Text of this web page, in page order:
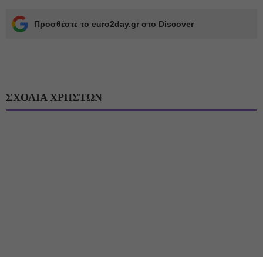
Προσθέστε το euro2day.gr στο Discover
ΣΧΟΛΙΑ ΧΡΗΣΤΩΝ